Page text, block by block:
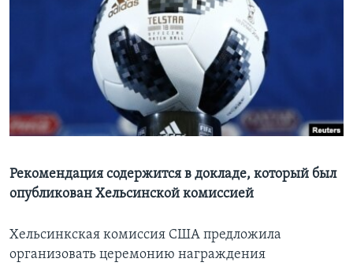
Learning English
СОЦИАЛЬНЫЕ СЕТИ
Рекомендация содержится в докладе, который был
опубликован Хельсинской комиссией
Хельсинкская комиссия США предложила
организовать церемонию награждения